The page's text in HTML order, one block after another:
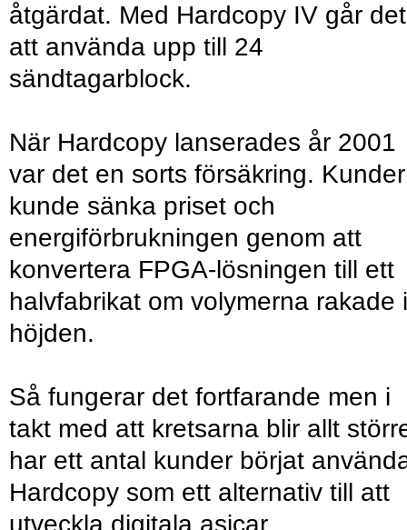
åtgärdat. Med Hardcopy IV går det
att använda upp till 24
sändtagarblock.
När Hardcopy lanserades år 2001
var det en sorts försäkring.
kunde sänka priset och
energiförbrukningen genom att
konvertera FPGA-lösningen till ett
halvfabrikat om volymerna rakade i
höjden.
Så fungerar det fortfarande men i
takt med att kretsarna blir allt
har ett antal kunder börjat
Hardcopy som ett alternativ till att